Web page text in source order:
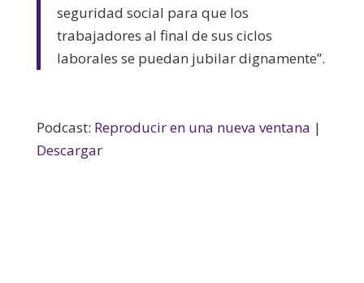
seguridad social para que los
trabajadores al final de sus ciclos
laborales se puedan jubilar dignamente”.
Podcast: Reproducir en una nueva ventana |
Descargar